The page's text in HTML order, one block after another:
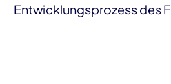
Entwicklungsprozess des